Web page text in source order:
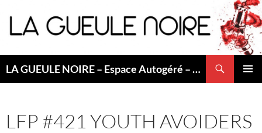
au
contenu
LA GUEULE NOIRE – Espace Autogéré – Saint Etienne
LFP #421 YOUTH AVOIDERS